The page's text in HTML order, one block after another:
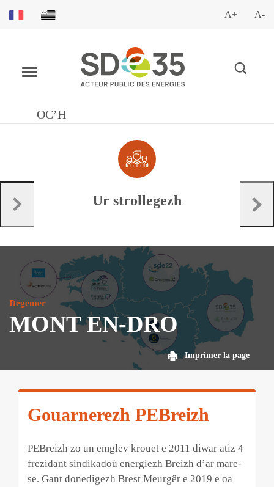
A+ A-
OC’H
Ur strollegezh
Degemer
MONT EN-DRO
Imprimer la page
Gouarnerezh PEBreizh
PEBreizh zo un emglev krouet e 2011 diwar atiz 4
frezidant sindikadoù energiezh Breizh d’ar mare-
se. Gant donedigezh Brest Meurgêr e 2019 e oa